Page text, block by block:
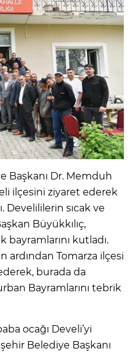
Başkanı Dr. Memduh
ilçesini ziyaret ederek
Develililerin sıcak ve
Büyükkılıç,
kutladı.
ardından Tomarza ilçesi
burada da
Bayramlarını tebrik
ocağı Develi’yi
Belediye Başkanı